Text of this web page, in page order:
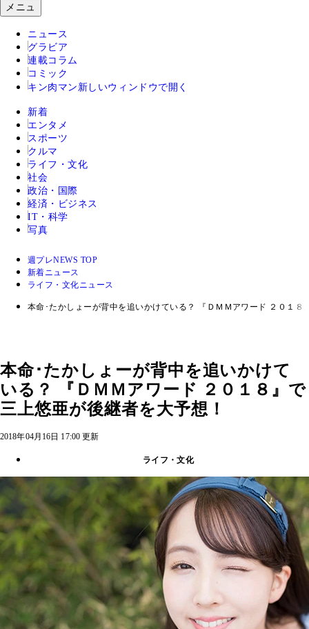
メニュ
ニュース
グラビア
連載コラム
コミック
キン肉マン 新しいウィンドウで開く
新着
エンタメ
スポーツ
クルマ
ライフ・文化
社会
政治・国際
経済・ビジネス
IT・科学
写真
週プレNEWS TOP
新着ニュース
ライフ・文化ニュース
本命･たかしょーが背中を追いかけている？ 『ＤＭＭアワード ２０１８
本命･たかしょーが背中を追いかけて
いる？ 『ＤＭＭアワード ２０１８』で
三上悠亜が後継者を大予想！
2018年04月16日 17:00 更新
ライフ・文化